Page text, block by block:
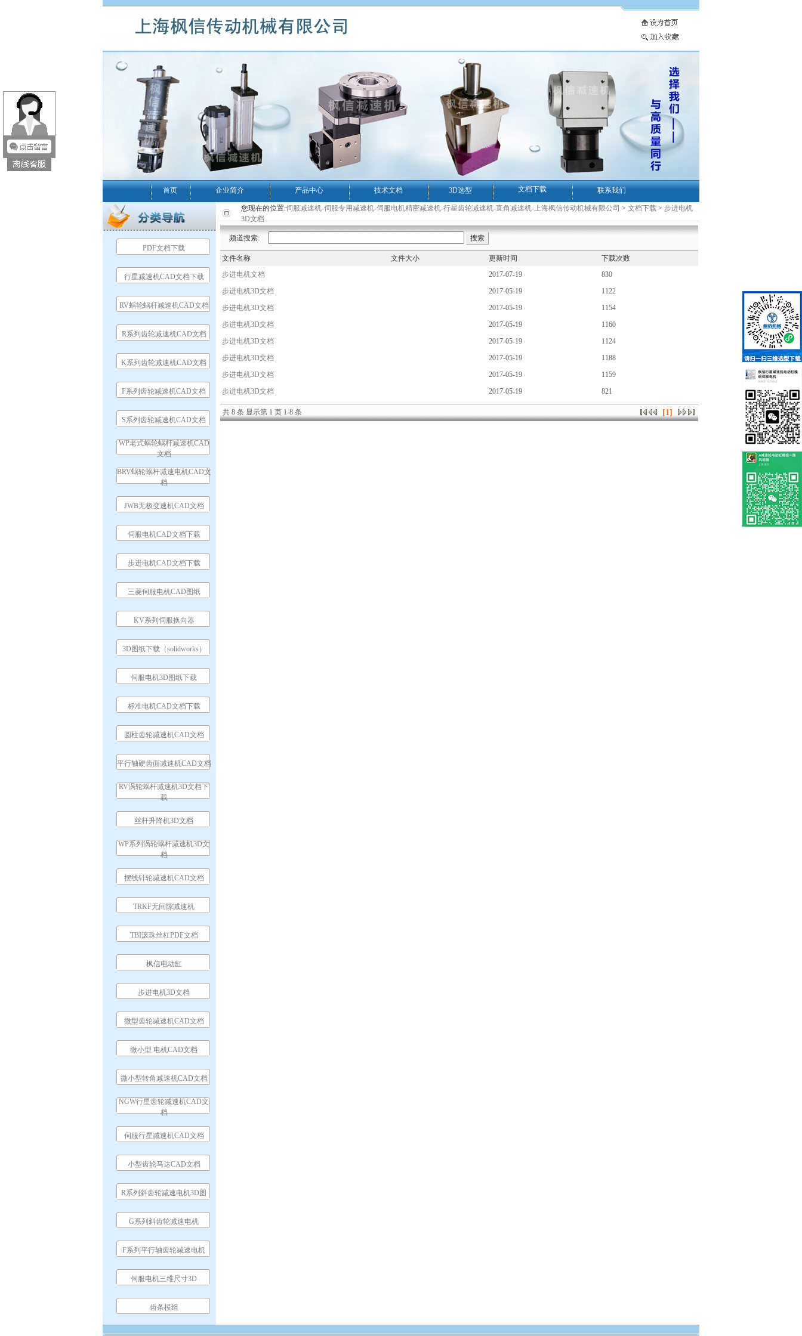
首页 企业简介 产品中心 技术文档 3D选型 文档下载 联系我们
PDF文档下载
行星减速机CAD文档下载
RV蜗轮蜗杆减速机CAD文档
R系列齿轮减速机CAD文档
K系列齿轮减速机CAD文档
F系列齿轮减速机CAD文档
S系列齿轮减速机CAD文档
WP老式蜗轮蜗杆减速机CAD
文档
BRV蜗轮蜗杆减速电机CAD文
档
JWB无极变速机CAD文档
伺服电机CAD文档下载
步进电机CAD文档下载
三菱伺服电机CAD图纸
KV系列伺服换向器
3D图纸下载（solidworks）
伺服电机3D图纸下载
标准电机CAD文档下载
圆柱齿轮减速机CAD文档
平行轴硬齿面减速机CAD文档
RV涡轮蜗杆减速机3D文档下
载
丝杆升降机3D文档
WP系列涡轮蜗杆减速机3D文
档
摆线针轮减速机CAD文档
TRKF无间隙减速机
TBI滚珠丝杠PDF文档
枫信电动缸
步进电机3D文档
微型齿轮减速机CAD文档
微小型 电机CAD文档
微小型转角减速机CAD文档
NGW行星齿轮减速机CAD文
档
伺服行星减速机CAD文档
小型齿轮马达CAD文档
R系列斜齿轮减速电机3D图
G系列斜齿轮减速电机
F系列平行轴齿轮减速电机
伺服电机三维尺寸3D
齿条模组
您现在的位置:伺服减速机-伺服专用减速机-伺服电机精密减速机-行星齿轮减速机-直角减速机-上海枫信传动机械有限公司 > 文档下载 > 步进电机
3D文档
频道搜索:
文件名称 文件大小 更新时间
下载次数
步进电机文档
2017-07-19
830
步进电机3D文档
2017-05-19
1122
步进电机3D文档
2017-05-19
1154
步进电机3D文档
2017-05-19
1160
步进电机3D文档
2017-05-19
1124
步进电机3D文档
2017-05-19
1188
步进电机3D文档
2017-05-19
1159
步进电机3D文档
2017-05-19 821
共 8 条 显示第 1 页 1-8 条 [1]